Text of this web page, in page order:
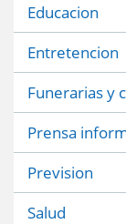
Educacion
Entretencion
Funerarias y
Prensa
Prevision
Salud